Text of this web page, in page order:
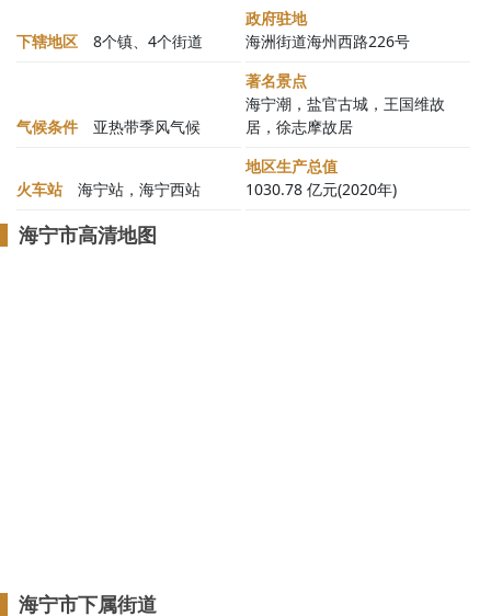
下辖地区 8个镇、4个街道
政府驻地
海洲街道海州西路226号
气候条件 亚热带季风气候
著名景点
海宁潮，盐官古城，王国维故
居，徐志摩故居
火车站 海宁站，海宁西站
地区生产总值
1030.78 亿元(2020年)
海宁市高清地图
海宁市下属街道